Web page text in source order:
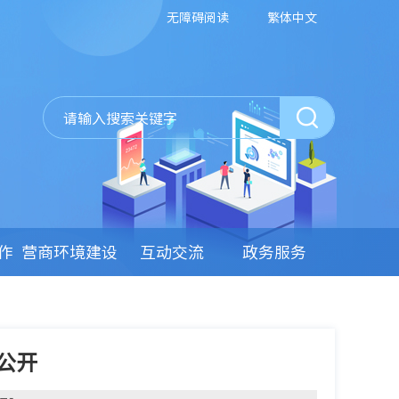
无障碍阅读 繁体中文
营商环境建设 互动交流 政务服务
开